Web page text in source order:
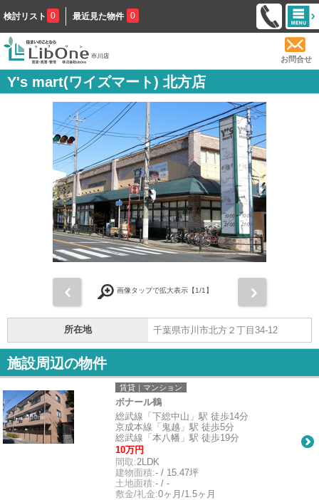
検討リスト 0 最近見た物件 0
お問合せ
Y's mart(ワイズマート) 北方店
画像タップで拡大表示【1/1】
所在地 千葉県市川市北方２丁目34-12
施設周辺の物件
賃貸｜マンション
ボナール鶴
総武線「下総中山」駅 徒歩14分
京成本線「鬼越」駅 徒歩5分
総武線「本八幡」駅 徒歩19分
10万円
間取:2LDK
建物面積:- / 15.47坪
土地面積:- / -
敷金/礼金:0ヶ月/1.5ヶ月